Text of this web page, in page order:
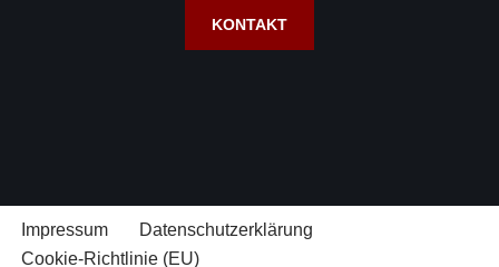
KONTAKT
Impressum
Datenschutzerklärung
Cookie-Richtlinie (EU)